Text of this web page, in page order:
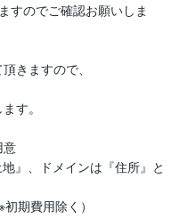
すのでご確認お願いしま
きますので、
す。
意
』、ドメインは『住所』と
期費用除く）